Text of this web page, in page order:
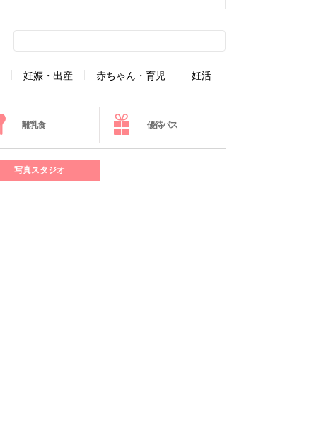
妊娠・出産 赤ちゃん・育児 妊活
離乳食 優待パス
写真スタジオ